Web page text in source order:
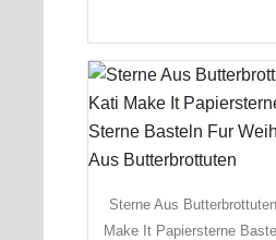
Sterne Aus
Make It Papiersterne